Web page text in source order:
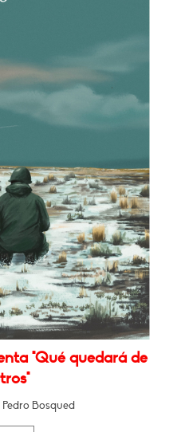
"Qué quedará de
Bosqued